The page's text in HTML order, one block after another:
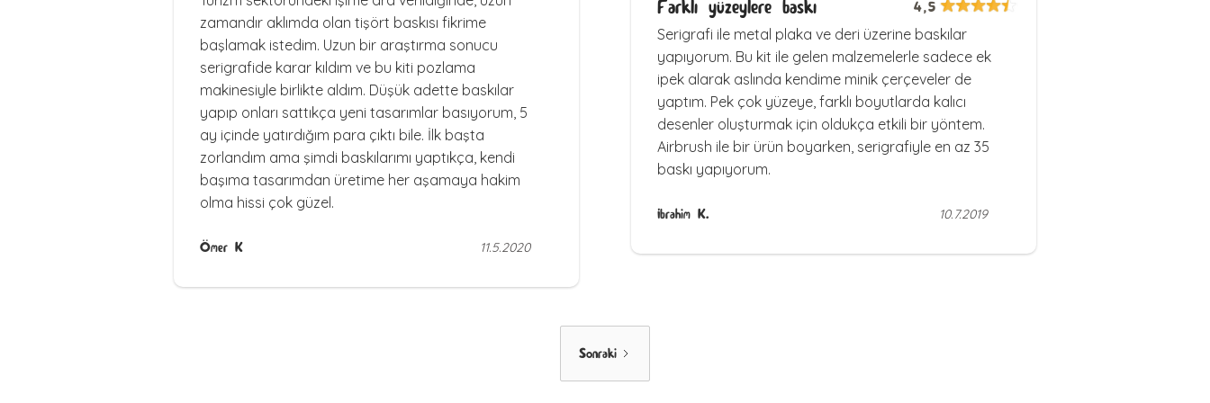
zamandır aklımda olan tişört baskısı fikrime
başlamak istedim. Uzun bir araştırma sonucu
serigrafide karar kıldım ve bu kiti pozlama
makinesiyle birlikte aldım. Düşük adette baskılar
yapıp onları sattıkça yeni tasarımlar basıyorum, 5
ay içinde yatırdığım para çıktı bile. İlk başta
zorlandım ama şimdi baskılarımı yaptıkça, kendi
başıma tasarımdan üretime her aşamaya hakim
olma hissi çok güzel.
Ömer K 11.5.2020
Farklı yüzeylere baskı 4,5
Serigrafi ile metal plaka ve deri üzerine baskılar
yapıyorum. Bu kit ile gelen malzemelerle sadece ek
ipek alarak aslında kendime minik çerçeveler de
yaptım. Pek çok yüzeye, farklı boyutlarda kalıcı
desenler oluşturmak için oldukça etkili bir yöntem.
Airbrush ile bir ürün boyarken, serigrafiyle en az 35
baskı yapıyorum.
İbrahim K. 10.7.2019
Sonraki